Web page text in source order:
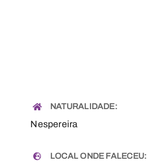
NATURALIDADE:
Nespereira
LOCAL ONDE FALECEU: